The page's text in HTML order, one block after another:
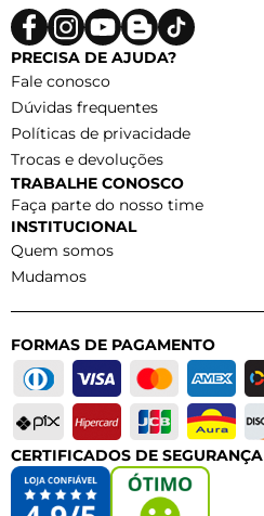
PRECISA DE AJUDA?
Fale conosco
Dúvidas frequentes
Políticas de privacidade
Trocas e devoluções
TRABALHE CONOSCO
Faça parte do nosso time
INSTITUCIONAL
Quem somos
Mudamos
FORMAS DE PAGAMENTO
CERTIFICADOS DE SEGURANÇA